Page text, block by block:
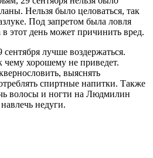
Нельзя было целоваться, так
Под запретом была ловля
этот день может причинить вред.
лучше воздержаться.
хорошему не приведет.
выяснять
спиртные напитки. Также
волосы и ногти на Людмилин
недуги.